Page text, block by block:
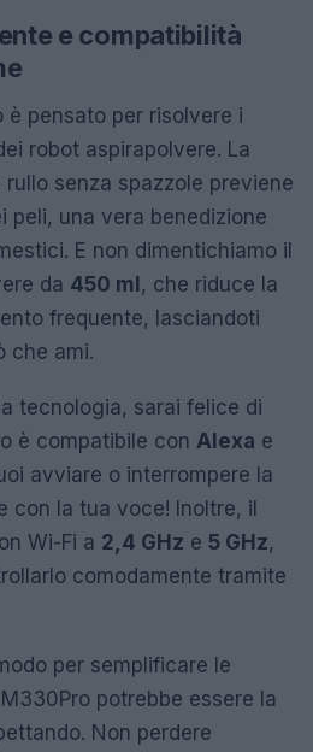
e compatibilità
è pensato per risolvere i
robot aspirapolvere. La
senza spazzole previene
peli, una vera benedizione
E non dimentichiamo il
da 450 ml, che riduce la
frequente, lasciandoti
che ami.
tecnologia, sarai felice di
è compatibile con Alexa e
avviare o interrompere la
con la tua voce! Inoltre, il
Wi-Fi a 2,4 GHz e 5 GHz,
comodamente tramite
per semplificare le
potrebbe essere la
Non perdere